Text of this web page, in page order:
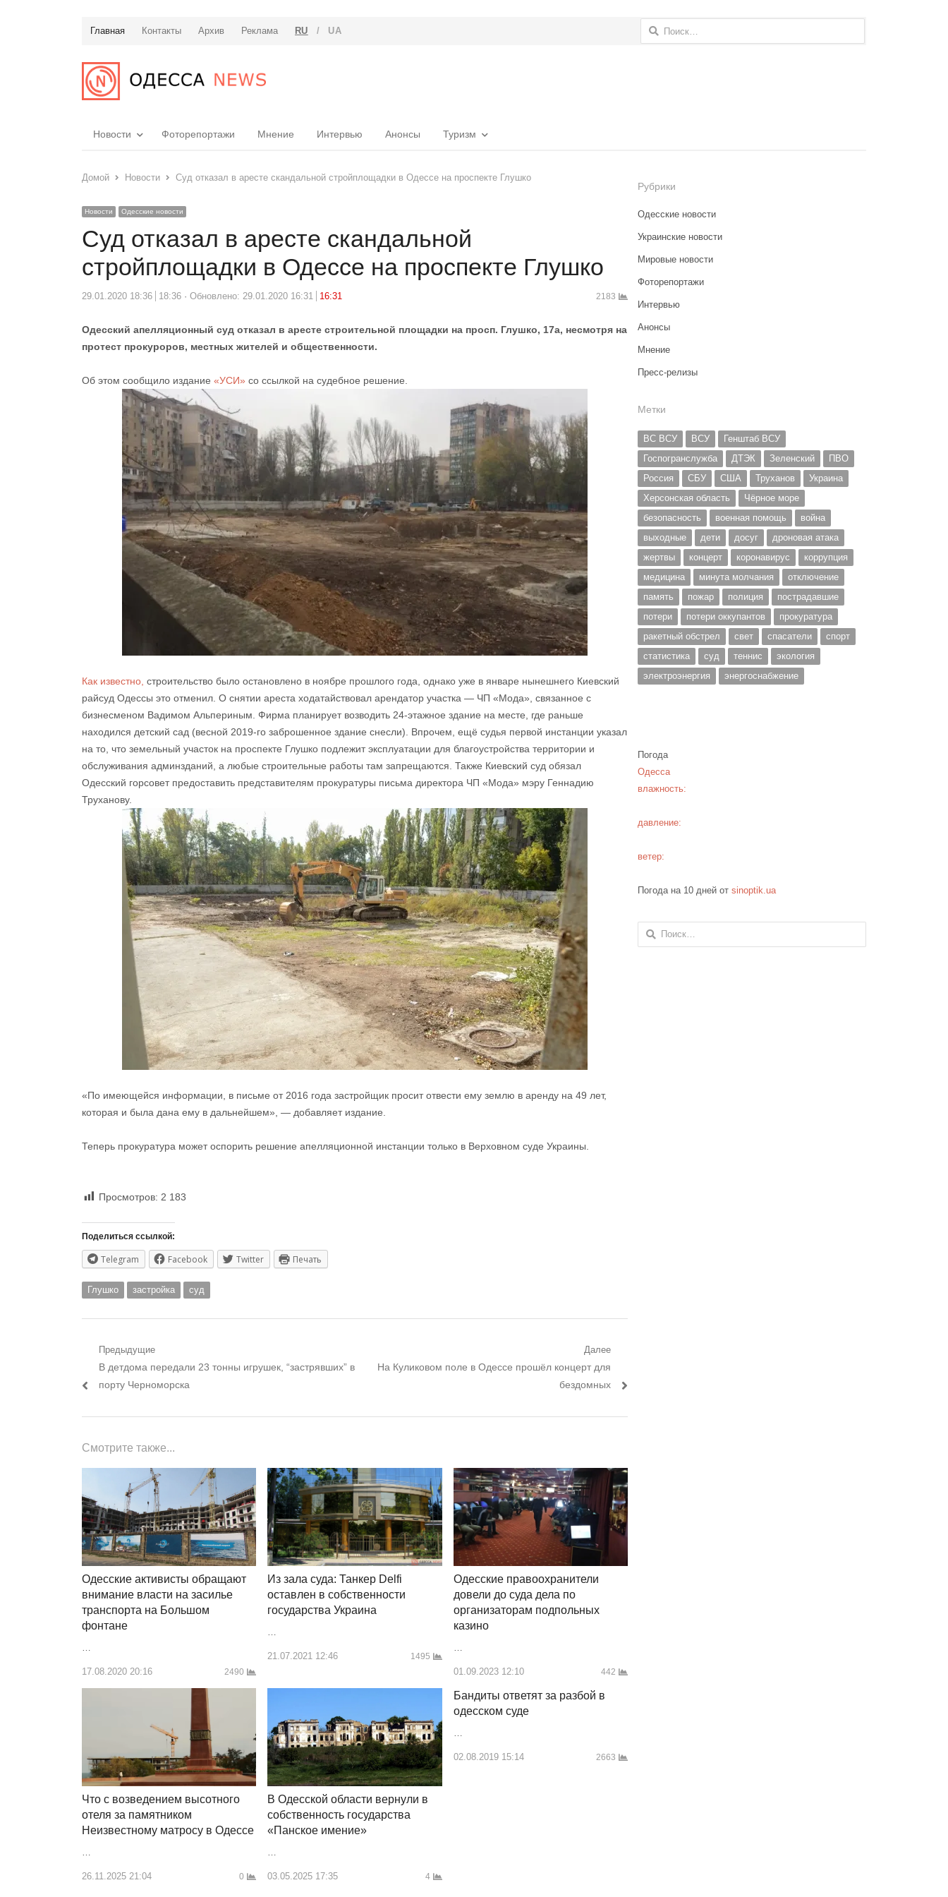
Главная Контакты Архив Реклама RU / UA Найти:
Новости Фоторепортажи Мнение Интервью Анонсы Туризм
Домой Новости Суд отказал в аресте скандальной стройплощадки в Одессе на проспекте Глушко
Новости Одесские новости
Суд отказал в аресте скандальной
стройплощадки в Одессе на проспекте Глушко
29.01.2020 18:36 18:36 Обновлено: 29.01.2020 16:31 16:31 2183
Одесский апелляционный суд отказал в аресте строительной площадки на просп. Глушко, 17а, несмотря на
протест прокуроров, местных жителей и общественности.
Об этом сообщило издание «УСИ» со ссылкой на судебное решение.
Как известно, строительство было остановлено в ноябре прошлого года, однако уже в январе нынешнего Киевский
райсуд Одессы это отменил. О снятии ареста ходатайствовал арендатор участка — ЧП «Мода», связанное с
бизнесменом Вадимом Альпериным. Фирма планирует возводить 24-этажное здание на месте, где раньше
находился детский сад (весной 2019-го заброшенное здание снесли). Впрочем, ещё судья первой инстанции указал
на то, что земельный участок на проспекте Глушко подлежит эксплуатации для благоустройства территории и
обслуживания админзданий, а любые строительные работы там запрещаются. Также Киевский суд обязал
Одесский горсовет предоставить представителям прокуратуры письма директора ЧП «Мода» мэру Геннадию
Труханову.
«По имеющейся информации, в письме от 2016 года застройщик просит отвести ему землю в аренду на 49 лет,
которая и была дана ему в дальнейшем», — добавляет издание.
Теперь прокуратура может оспорить решение апелляционной инстанции только в Верховном суде Украины.
Просмотров: 2 183
Поделиться ссылкой:
Telegram Facebook Twitter Печать
Глушко застройка суд
Навигация
по
Предыдущие
Предыдущий
пост:
В детдома передали 23 тонны игрушек, “застрявших” в
порту Черноморска
Далее
Следующий
На Куликовом поле в Одессе прошёл концерт для
бездомных
Смотрите также...
Одесские активисты обращают
внимание власти на засилье
транспорта на Большом
фонтане
17.08.2020 20:16 2490
Из зала суда: Танкер Delfi
оставлен в собственности
государства Украина
21.07.2021 12:46 1495
Одесские правоохранители
довели до суда дела по
организаторам подпольных
казино
01.09.2023 12:10 442
Что с возведением высотного
отеля за памятником
Неизвестному матросу в Одессе
26.11.2025 21:04 0
В Одесской области вернули в
собственность государства
«Панское имение»
03.05.2025 17:35 4
Бандиты ответят за разбой в
одесском суде
02.08.2019 15:14 2663
Рубрики
Одесские новости
Украинские новости
Мировые новости
Фоторепортажи
Интервью
Анонсы
Мнение
Пресс-релизы
Метки
ВС ВСУ ВСУ
Генштаб ВСУ
Госпогранслужба
ДТЭК Зеленский
ПВО
Россия
СБУ США Труханов
Украина
Херсонская область
Чёрное море
безопасность
военная помощь
война
выходные
дети досуг
дроновая атака
жертвы
концерт коронавирус
коррупция
медицина
минута молчания
отключение
память
пожар полиция
пострадавшие
потери
потери оккупантов
прокуратура
ракетный обстрел
свет спасатели
спорт
статистика
суд теннис
экология
электроэнергия
энергоснабжение
Погода
Одесса
влажность:
давление:
ветер:
Погода на 10 дней отsinoptik.ua
Найти: